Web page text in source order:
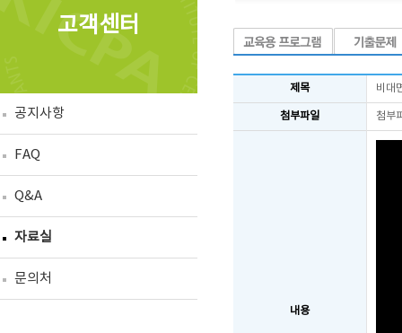
고객센터
공지사항
FAQ
Q&A
자료실
문의처
제목 비대
첨부파일 첨부
내용